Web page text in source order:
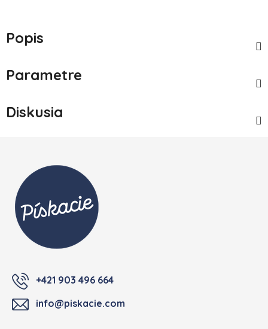
Popis
Parametre
Diskusia
+421 903 496 664
info@piskacie.com